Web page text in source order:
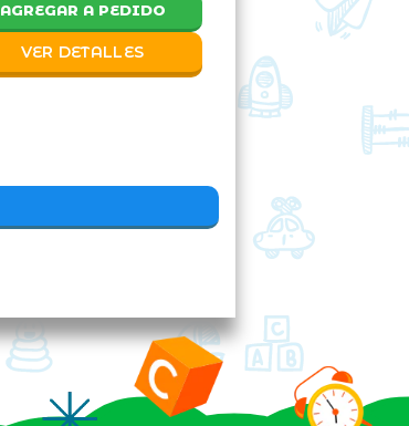
AGREGAR A PEDIDO
VER DETALLES